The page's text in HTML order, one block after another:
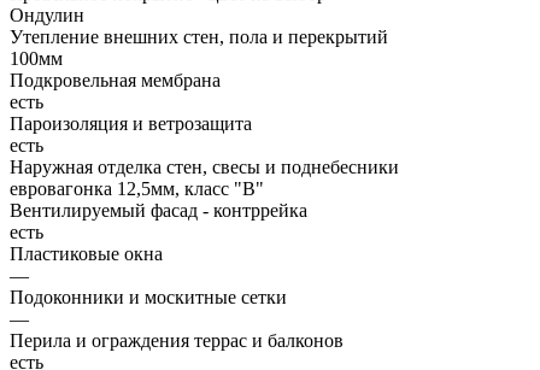
Ондулин
Утепление внешних стен, пола и перекрытий
100мм
Подкровельная мембрана
есть
Пароизоляция и ветрозащита
есть
Наружная отделка стен, свесы и поднебесники
евровагонка 12,5мм, класс "В"
Вентилируемый фасад - контррейка
есть
Пластиковые окна
—
Подоконники и москитные сетки
—
Перила и ограждения террас и балконов
есть